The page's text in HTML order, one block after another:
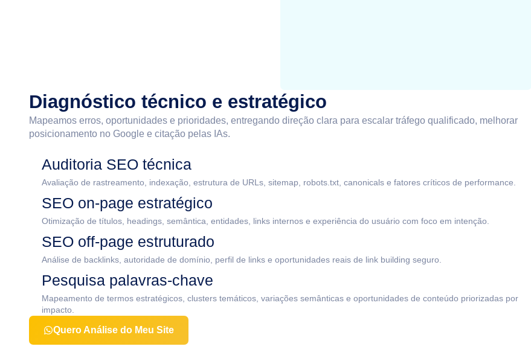
Diagnóstico técnico e estratégico
Mapeamos erros, oportunidades e prioridades, entregando direção clara para escalar tráfego qualificado, melhorar
posicionamento no Google e citação pelas IAs.
Auditoria SEO técnica
Avaliação de rastreamento, indexação, estrutura de URLs, sitemap, robots.txt, canonicals e fatores críticos de performance.
SEO on-page estratégico
Otimização de títulos, headings, semântica, entidades, links internos e experiência do usuário com foco em intenção.
SEO off-page estruturado
Análise de backlinks, autoridade de domínio, perfil de links e oportunidades reais de link building seguro.
Pesquisa palavras-chave
Mapeamento de termos estratégicos, clusters temáticos, variações semânticas e oportunidades de conteúdo priorizadas por
impacto.
Quero Análise do Meu Site